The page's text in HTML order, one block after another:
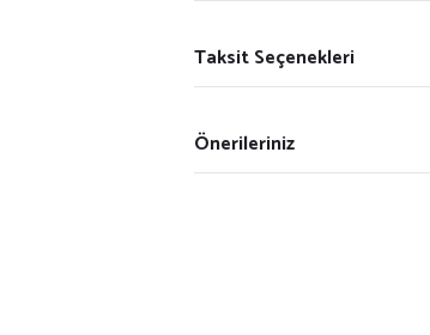
Taksit Seçenekleri
Önerileriniz